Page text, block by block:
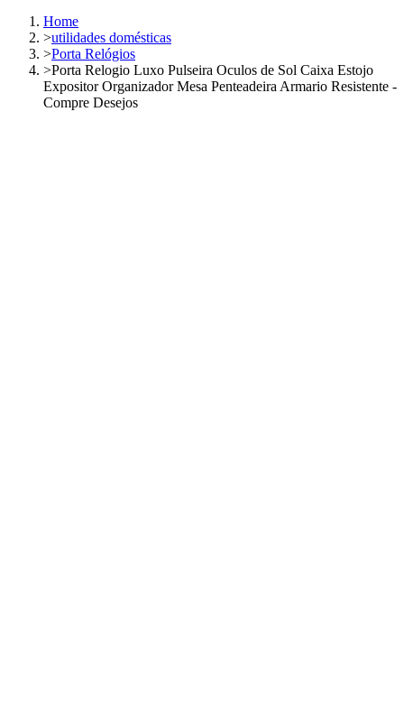
Home
>utilidades domésticas
>Porta Relógios
>Porta Relogio Luxo Pulseira Oculos de Sol Caixa Estojo
Expositor Organizador Mesa Penteadeira Armario Resistente -
Compre Desejos